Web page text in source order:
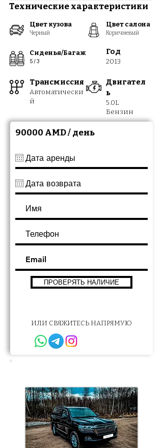
Технические характеристики
Цвет кузова
Черный
Цвет салона
Коричневый
Сиденья/Багаж
5 / 3
Год
2013
Трансмиссия
Автоматически
й
Двигател
ь
5.0L
Бензин
90000 AMD / день
ПРОВЕРЯТЬ НАЛИЧИЕ
ИЛИ СВЯЖИТЕСЬ НАПРЯМУЮ